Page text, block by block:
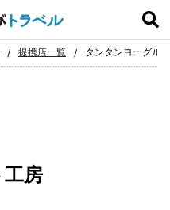
提携店一覧 タンタンヨーグル
房